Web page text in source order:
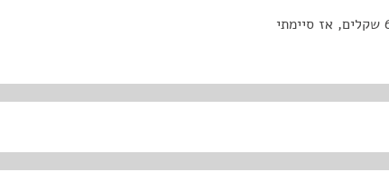
אני סיימתי את השנה ב-71,000 שקלים כשמגיע לי רק 68,000 שקלים, אז סיימתי